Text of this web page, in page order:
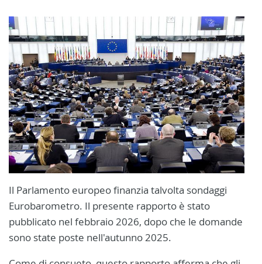
Il Parlamento europeo finanzia talvolta sondaggi
Eurobarometro. Il presente rapporto è stato
pubblicato nel febbraio 2026, dopo che le domande
sono state poste nell'autunno 2025.